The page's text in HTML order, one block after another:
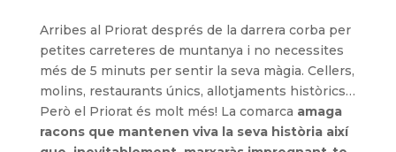
Arribes al Priorat després de la darrera corba per
petites carreteres de muntanya i no necessites
més de 5 minuts per sentir la seva màgia. Cellers,
molins, restaurants únics, allotjaments històrics…
Però el Priorat és molt més! La comarca amaga
racons que mantenen viva la seva història així